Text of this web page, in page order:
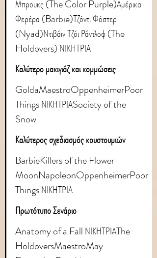
Μπρουκς (The Color Purple)Αμέρικα
Φερέρα (Barbie)Τζόντι Φόστερ
(Nyad)Ντιβάιν Τζόι Ράντλοφ (The
Holdovers) ΝΙΚΗΤΡΙΑ
Καλύτερο μακιγιάζ και κομμώσεις
GoldaMaestroOppenheimerPoor
Things ΝΙΚΗΤΡΙΑSociety of the
Snow
Καλύτερος σχεδιασμός κουστουμιών
BarbieKillers of the Flower
MoonNapoleonOppenheimerPoor
Things ΝΙΚΗΤΡΙΑ
Πρωτότυπο Σενάριο
Anatomy of a Fall ΝΙΚΗΤΡΙΑThe
HoldoversMaestroMay